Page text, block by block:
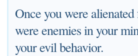
Once you were
were enemies in your
your evil behavior.